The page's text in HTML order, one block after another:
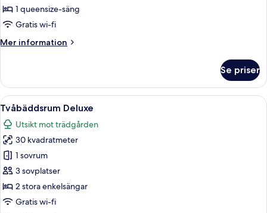
1 queensize-säng
Gratis wi-fi
Mer information
Mer
dubbelrum
Se priser
Öppna
alla
foton
för
Tvåbäddsrum
Deluxe
Ett hotellrum med två sängar,
8
Tvåbäddsrum Deluxe
Utsikt mot trädgården
30 kvadratmeter
1 sovrum
3 sovplatser
2 stora enkelsängar
Gratis wi-fi